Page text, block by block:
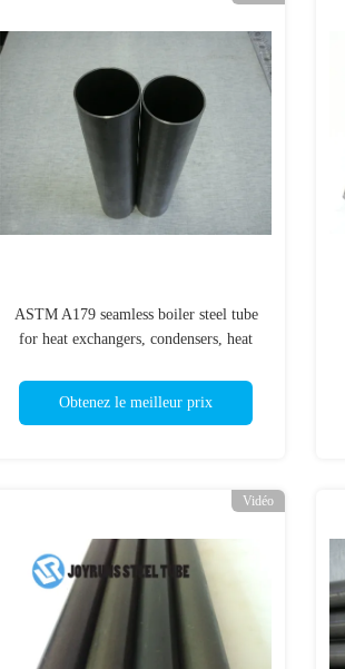
ASTM A179 seamless boiler steel tube
for heat exchangers, condensers, heat
Obtenez le meilleur prix
Vidéo